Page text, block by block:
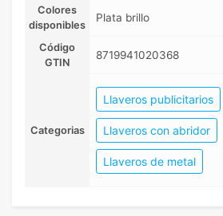
Colores
disponibles
Plata brillo
Código
GTIN
8719941020368
Categorias
Llaveros publicitarios
Llaveros con abridor
Llaveros de metal